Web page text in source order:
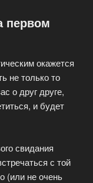
первом
окажется
не только то
о друг друге,
и будет
свидания
с той
(или не очень